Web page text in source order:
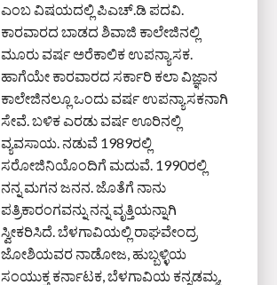
ಎಂಬ ವಿಷಯದಲ್ಲಿ ಪಿಎಚ್‌.ಡಿ ಪದವಿ.
ಕಾರವಾರದ ಬಾಡದ ಶಿವಾಜಿ ಕಾಲೇಜಿನಲ್ಲಿ
ಮೂರು ವರ್ಷ ಅರೆಕಾಲಿಕ ಉಪನ್ಯಾಸಕ.
ಹಾಗೆಯೇ ಕಾರವಾರದ ಸರ್ಕಾರಿ ಕಲಾ ವಿಜ್ಞಾನ
ಕಾಲೇಜಿನಲ್ಲೂ ಒಂದು ವರ್ಷ ಉಪನ್ಯಾಸಕನಾಗಿ
ಸೇವೆ. ಬಳಿಕ ಎರಡು ವರ್ಷ ಊರಿನಲ್ಲಿ
ವ್ಯವಸಾಯ. ನಡುವೆ 1989ರಲ್ಲಿ
ಸರೋಜಿನಿಯೊಂದಿಗೆ ಮದುವೆ. 1990ರಲ್ಲಿ
ನನ್ನ ಮಗನ ಜನನ. ಜೊತೆಗೆ ನಾನು
ಪತ್ರಿಕಾರಂಗವನ್ನು ನನ್ನ ವೃತ್ತಿಯನ್ನಾಗಿ
ಸ್ವೀಕರಿಸಿದೆ. ಬೆಳಗಾವಿಯಲ್ಲಿ ರಾಘವೇಂದ್ರ
ಜೋಶಿಯವರ ನಾಡೋಜ, ಹುಬ್ಬಳ್ಳಿಯ
ಸಂಯುಕ್ತ ಕರ್ನಾಟಕ, ಬೆಳಗಾವಿಯ ಕನ್ನಡಮ್ಮ,